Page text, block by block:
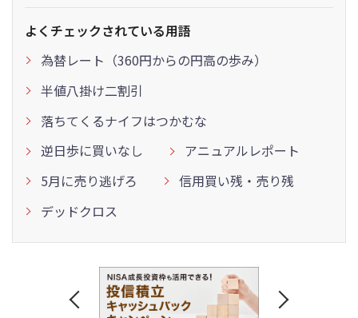
よくチェックされている用語
為替レート（360円からの円高の歩み）
半値八掛け二割引
落ちてくるナイフはつかむな
逆日歩に買いなし
アニュアルレポート
5月に売り逃げろ
信用買い残・売り残
デッドクロス